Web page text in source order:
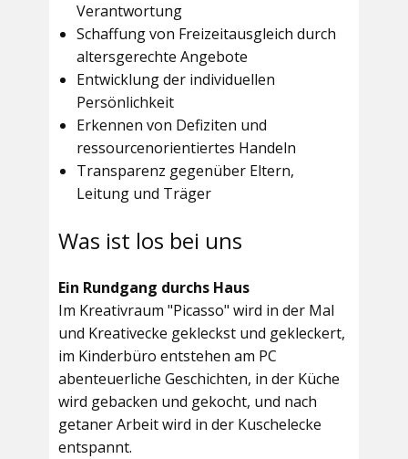
Verantwortung
Schaffung von Freizeitausgleich durch
altersgerechte Angebote
Entwicklung der individuellen
Persönlichkeit
Erkennen von Defiziten und
ressourcenorientiertes Handeln
Transparenz gegenüber Eltern,
Leitung und Träger
Was ist los bei uns
Ein Rundgang durchs Haus
Im Kreativraum "Picasso" wird in der Mal
und Kreativecke gekleckst und gekleckert,
im Kinderbüro entstehen am PC
abenteuerliche Geschichten, in der Küche
wird gebacken und gekocht, und nach
getaner Arbeit wird in der Kuschelecke
entspannt.